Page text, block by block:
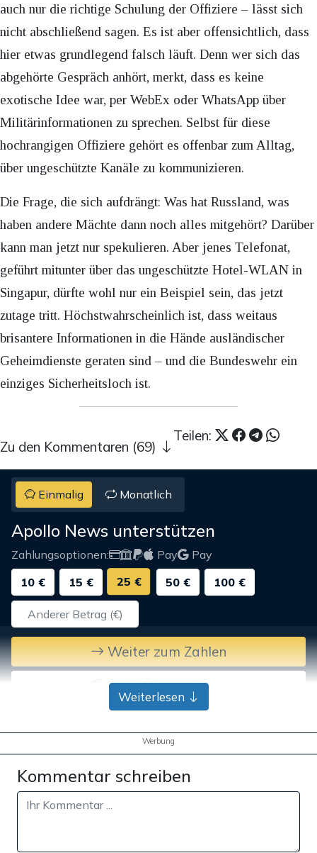
auch nur die richtige Schulung der Offiziere – lässt sich
nicht abschließend sagen. Es ist aber offensichtlich, dass
hier etwas grundlegend falsch läuft. Denn wer sich das
abgehörte Gespräch anhört, merkt, dass es keine
exotische Idee war, per WebEx oder WhatsApp über
Militärinformationen zu sprechen. Selbst für diese
hochrangigen Offiziere gehört es offenbar zum Alltag,
über ungeschützte Kanäle zu kommunizieren.
Die Frage, die sich aufdrängt: Was hat Russland, was
haben andere Mächte dann noch alles mitgehört? Darüber
kann man jetzt nur spekulieren. Aber jenes Telefonat,
geführt mitunter über das ungeschützte Hotel-WLAN in
Singapur, dürfte wohl nur ein Beispiel sein, das jetzt
zutage tritt. Höchstwahrscheinlich ist, dass weitaus
brisantere Informationen in die Hände ausländischer
Geheimdienste geraten sind – und die Bundeswehr ein
einziges Sicherheitsloch ist.
Teilen:
Zu den Kommentaren (69)
Einmalig Monatlich
Apollo News unterstützen
Zahlungsoptionen: Pay
Pay
10 €
15 € 25 € 50 € 100 €
Weiter zum Zahlen
Bank-Überweisung
Weiterlesen
Werbung
Kommentar schreiben